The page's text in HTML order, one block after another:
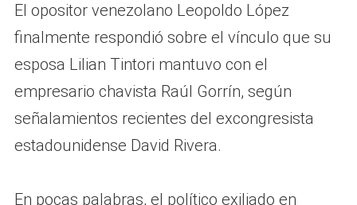
El opositor venezolano Leopoldo López
finalmente respondió sobre el vínculo que su
esposa Lilian Tintori mantuvo con el
empresario chavista Raúl Gorrín, según
señalamientos recientes del excongresista
estadounidense David Rivera.
En pocas palabras, el político exiliado en